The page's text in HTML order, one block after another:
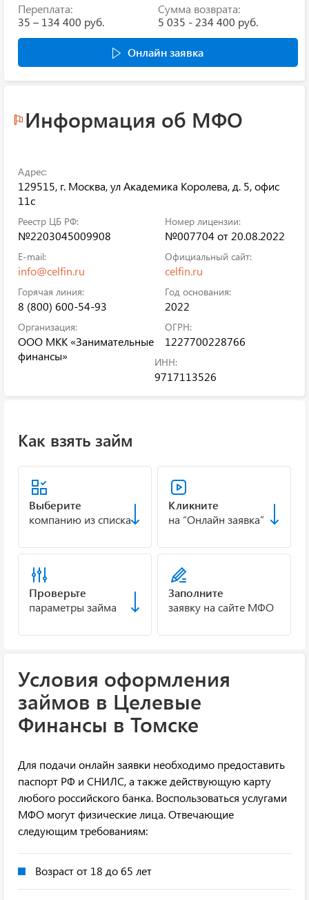
Переплата:
35 – 134 400 руб.
Сумма возврата:
5 035 - 234 400 руб.
Онлайн заявка
Информация об МФО
Адрес:
129515, г. Москва, ул Академика Королева, д. 5, офис
11с
Реестр ЦБ РФ:
№2203045009908
Номер лицензии:
№007704 от 20.08.2022
E-mail:
info@celfin.ru
Официальный сайт:
celfin.ru
Горячая линия:
8 (800) 600-54-93
Год основания:
2022
Организация:
ООО МКК «Занимательные
финансы»
ОГРН:
1227700228766
ИНН:
9717113526
Как взять займ
Выберите
компанию из списка
Кликните
на “Онлайн заявка”
Проверьте
параметры займа
Заполните
заявку на сайте МФО
Условия оформления
займов в Целевые
Финансы в Томске
Для подачи онлайн заявки необходимо предоставить
паспорт РФ и СНИЛС, а также действующую карту
любого российского банка. Воспользоваться услугами
МФО могут физические лица. Отвечающие
следующим требованиям:
Возраст от 18 до 65 лет